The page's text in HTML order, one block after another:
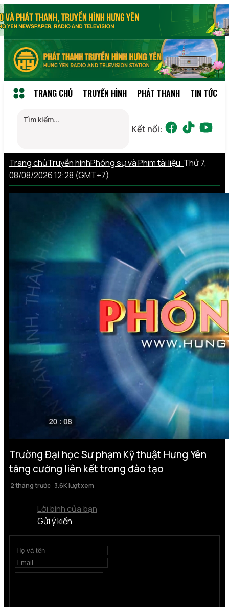
TRANG CHỦ TRUYỀN HÌNH PHÁT THANH TIN TỨC
Kết nối:
Trang chủTruyền hìnhPhóng sự và Phim tài liệu Thứ 7,
08/08/2026 12:28 (GMT+7)
Trường Đại học Sư phạm Kỹ thuật Hưng Yên
tăng cường liên kết trong đào tạo
2 tháng trước 3.6K lượt xem
Lời bình của bạn
Gửi ý kiến